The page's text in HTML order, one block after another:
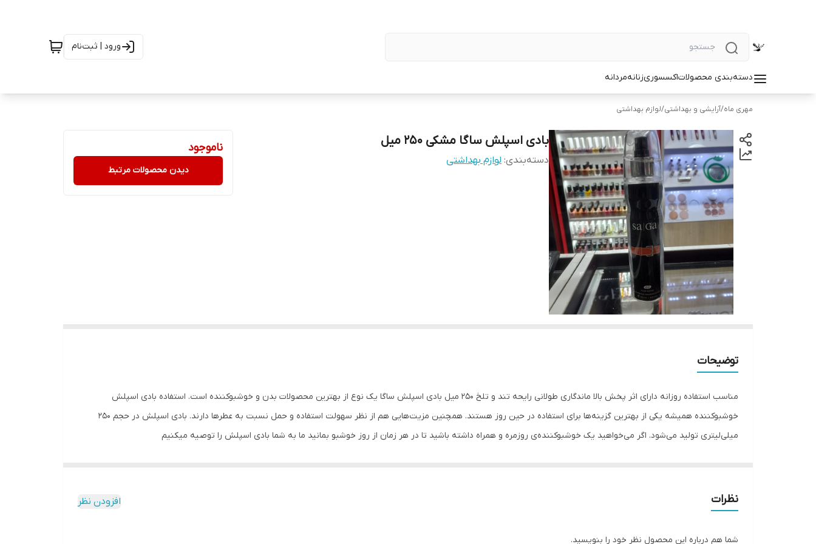
ورود | ثبت‌نام
دسته‌بندی محصولاتاکسسوریزنانهمردانه
مهری ماه/آرایشی و بهداشتی/لوازم بهداشتی
بادی اسپلش ساگا مشکی 250 میل
دسته‌بندی: لوازم بهداشتی
ناموجود
دیدن محصولات مرتبط
توضیحات
مناسب استفاده روزانه دارای اثر پخش بالا ماندگاری طولانی رایحه تند و تلخ 250 میل بادی اسپلش ساگا یک نوع از بهترین محصولات بدن و خوشبوکننده است. استفاده بادی اسپلش
خوشبوکننده همیشه یکی از بهترین گزینه‌ها برای استفاده در حین روز هستند. همچنین مزیت‌هایی هم از نظر سهولت استفاده و حمل نسبت به عطرها دارند. بادی اسپلش در حجم 250
میلی‌لیتری تولید می‌شود. اگر می‌خواهید یک خوشبوکننده‌ی روزمره و همراه داشته باشید تا در هر زمان از روز خوشبو بمانید ما به شما بادی اسپلش را توصیه میکنیم
نظرات افزودن نظر
شما هم درباره این محصول نظر خود را بنویسید.